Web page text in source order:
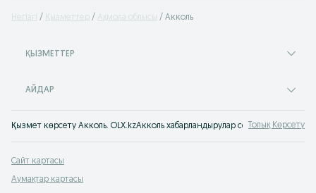
Негізгі Қызметтер Ақмола облысы Акколь
ҚЫЗМЕТТЕР
АЙДАР
Қызмет көрсету Акколь. OLX.kzАкколь хабарландырулар сервисінен
Толық Көрсету
Сайт картасы
Аумақтар картасы